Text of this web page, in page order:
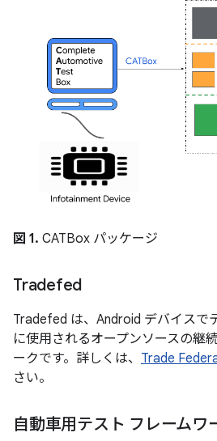
図 1. CATBox パッケージ
Tradefed
Tradefed は、Android デバイスで
に使用されるオープンソースの継
ークです。詳しくは、 Trade
さい。
自動車用テスト フレームワ